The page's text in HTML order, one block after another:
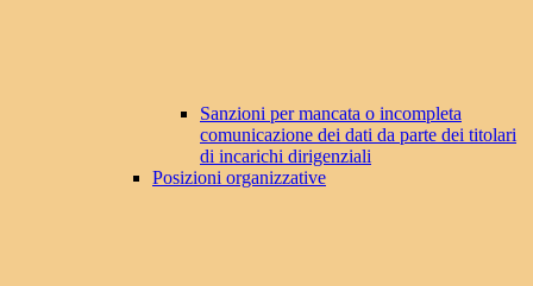
Sanzioni per mancata o incompleta
comunicazione dei dati da parte dei titolari
di incarichi dirigenziali
Posizioni organizzative